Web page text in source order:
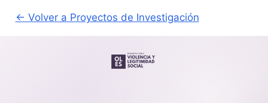
← Volver a Proyectos de Investigación